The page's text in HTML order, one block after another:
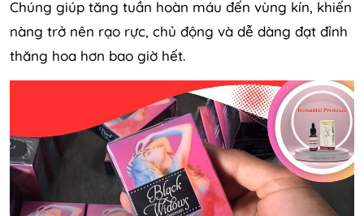
Chúng giúp tăng tuần hoàn máu đến vùng kín, khiến
nàng trở nên rạo rực, chủ động và dễ dàng đạt đỉnh
thăng hoa hơn bao giờ hết.